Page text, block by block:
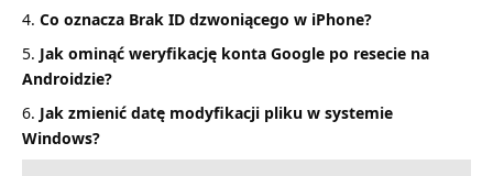
Co oznacza Brak ID dzwoniącego w iPhone?
Jak ominąć weryfikację konta Google po resecie na
Androidzie?
Jak zmienić datę modyfikacji pliku w systemie
Windows?